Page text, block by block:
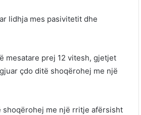
lidhja mes pasivitetit dhe
mesatare prej 12 vitesh, gjetjet
çdo ditë shoqërohej me një
shoqërohej me një rritje afërsisht